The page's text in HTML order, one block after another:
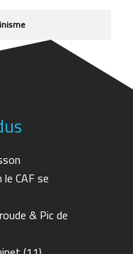
CAF se
& Pic de